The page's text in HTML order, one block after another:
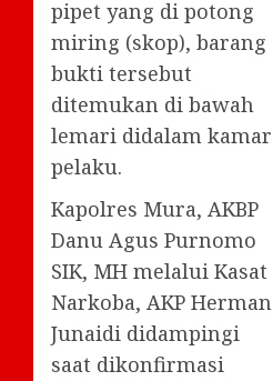
pipet yang di potong
miring (skop), barang
bukti tersebut
ditemukan di bawah
lemari didalam kamar
pelaku.
Kapolres Mura, AKBP
Danu Agus Purnomo
SIK, MH melalui Kasat
Narkoba, AKP Herman
Junaidi didampingi
saat dikonfirmasi